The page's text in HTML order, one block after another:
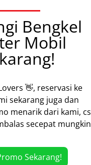
Bengkel
Mobil
👋, reservasi ke
sekarang juga dan
menarik dari kami, cs
secepat mungkin
Sekarang!